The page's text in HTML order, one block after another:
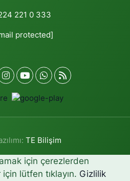
221 0 333
protected]
TE Bilişim
için çerezlerden
lütfen tıklayın. Gizlilik